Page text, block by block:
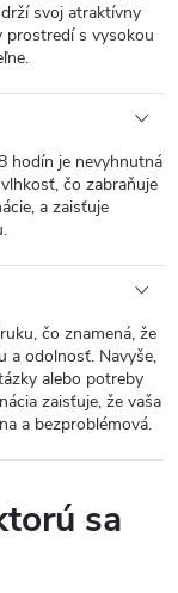
svoj atraktívny
prostredí s vysokou
hodín je nevyhnutná
čo zabraňuje
a zaisťuje
čo znamená, že
a odolnosť. Navyše,
alebo potreby
zaisťuje, že vaša
a bezproblémová.
sa